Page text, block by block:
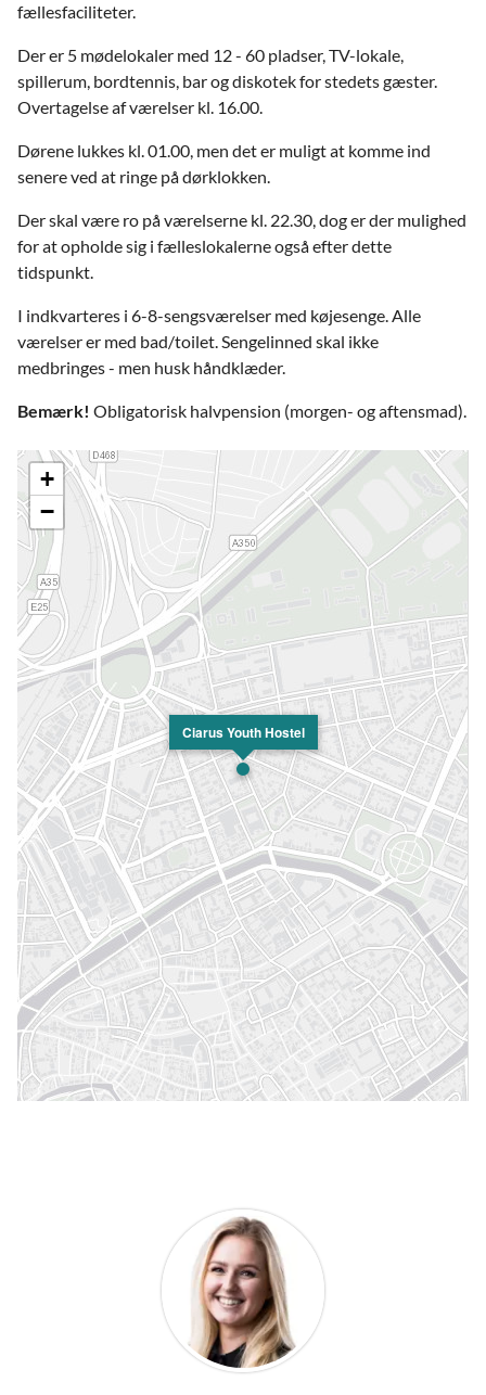
fællesfaciliteter.
Der er 5 mødelokaler med 12 - 60 pladser, TV-lokale,
spillerum, bordtennis, bar og diskotek for stedets gæster.
Overtagelse af værelser kl. 16.00.
Dørene lukkes kl. 01.00, men det er muligt at komme ind
senere ved at ringe på dørklokken.
Der skal være ro på værelserne kl. 22.30, dog er der mulighed
for at opholde sig i fælleslokalerne også efter dette
tidspunkt.
I indkvarteres i 6-8-sengsværelser med køjesenge. Alle
værelser er med bad/toilet. Sengelinned skal ikke
medbringes - men husk håndklæder.
Bemærk! Obligatorisk halvpension (morgen- og aftensmad).
Ciarus Youth Hostel
+
−